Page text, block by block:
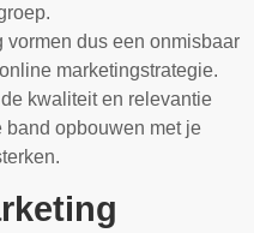
dus een onmisbaar
marketingstrategie.
kwaliteit en relevantie
band opbouwen met je